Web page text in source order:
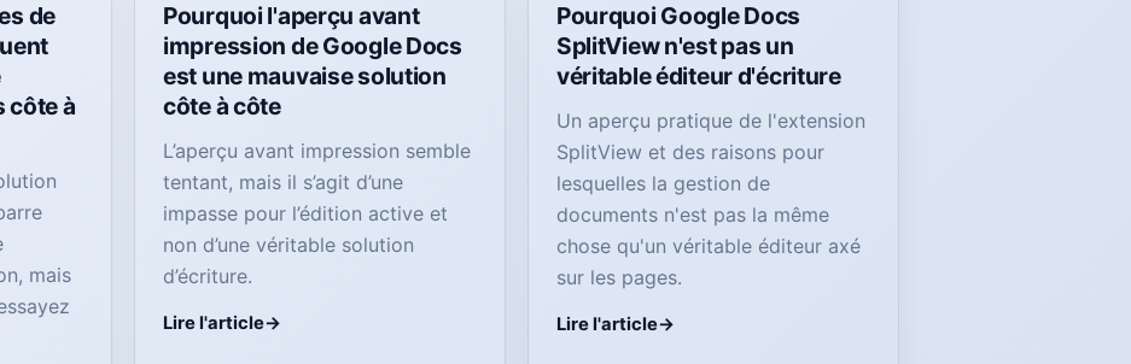
de
côte à
mais
Pourquoi l'aperçu avant
impression de Google Docs
est une mauvaise solution
côte à côte
L’aperçu avant impression semble
tentant, mais il s’agit d’une
impasse pour l’édition active et
non d’une véritable solution
d’écriture.
Lire l'article
Pourquoi Google Docs
SplitView n'est pas un
véritable éditeur d'écriture
Un aperçu pratique de l'extension
SplitView et des raisons pour
lesquelles la gestion de
documents n'est pas la même
chose qu'un véritable éditeur axé
sur les pages.
Lire l'article